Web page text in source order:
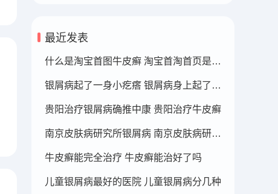
最近发表
什么是淘宝首图牛皮癣 淘宝首淘首页是什么
银屑病起了一身小疙瘩 银屑病身上起了好多疙瘩
贵阳治疗银屑病确推中康 贵阳治疗牛皮癣
南京皮肤病研究所银屑病 南京皮肤病研究所看银屑病哪个医生厉害
牛皮癣能完全治疗 牛皮癣能治好了吗
儿童银屑病最好的医院 儿童银屑病分几种